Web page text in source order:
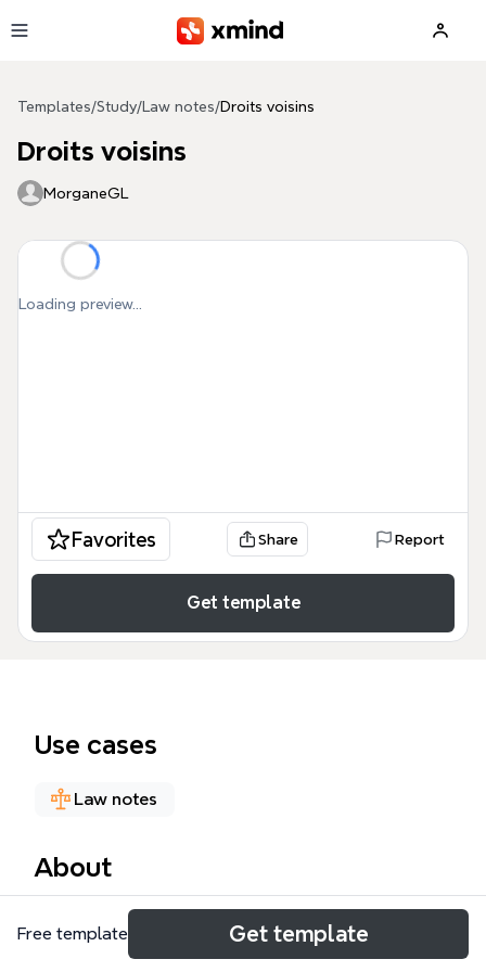
Templates/Study/ Law notes/Droits voisins
Droits voisins
MorganeGL
Loading preview...
Favorites Share Report
Get template
Use cases
Law notes
About
Cette mind map sur les droits voisins, destinée aux
étudiants en droit et aux professionnels du secteur
Free template Get template